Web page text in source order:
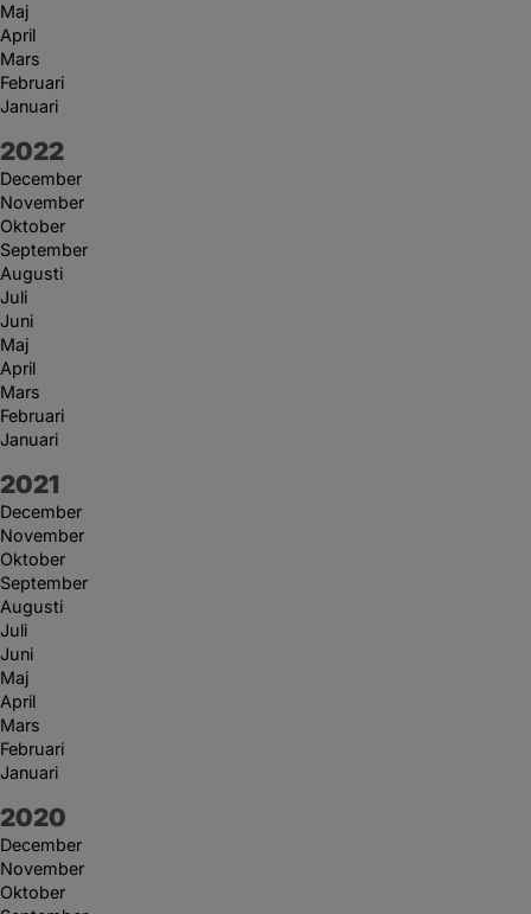
Maj
April
Mars
Februari
Januari
År:
2022
December
November
Oktober
September
Augusti
Juli
Juni
Maj
April
Mars
Februari
Januari
År:
2021
December
November
Oktober
September
Augusti
Juli
Juni
Maj
April
Mars
Februari
Januari
År:
2020
December
November
Oktober